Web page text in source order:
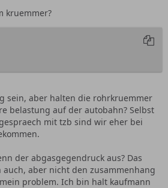
kruemmer?
sein, aber halten die rohrkruemmer
belastung auf der autobahn? Selbst
mit tzb sind wir eher bei
der abgasgegendruck aus? Das
aber nicht den zusammenhang
problem. Ich bin halt kaufmann